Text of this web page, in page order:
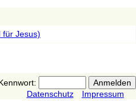
für Jesus)
Datenschutz
Impressum